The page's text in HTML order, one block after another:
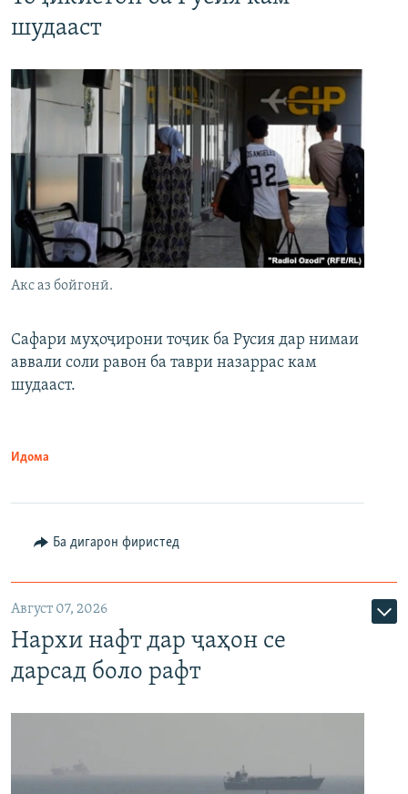
шудааст
Акс аз бойгонӣ.
Сафари муҳоҷирони тоҷик ба Русия дар нимаи
аввали соли равон ба таври назаррас кам
шудааст.
Идома
Ба дигарон фиристед
Август 07, 2026
Нархи нафт дар ҷаҳон се
дарсад боло рафт